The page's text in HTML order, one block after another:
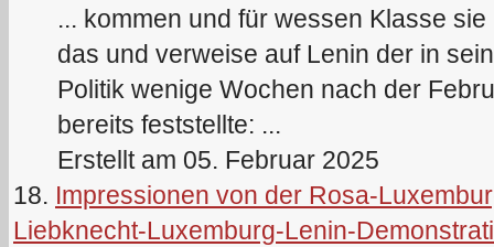
... kommen und für wessen Klasse
das und verweise auf Lenin der in
Politik wenige Wochen nach der
bereits feststellte: ...
Erstellt am 05. Februar 2025
18. Impressionen von der Rosa-
Liebknecht-Luxemburg-Lenin-